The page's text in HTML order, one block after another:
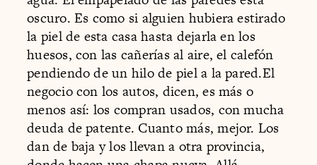
oscuro. Es como si alguien hubiera estirado
la piel de esta casa hasta dejarla en los
huesos, con las cañerías al aire, el calefón
pendiendo de un hilo de piel a la pared.El
negocio con los autos, dicen, es más o
menos así: los compran usados, con mucha
deuda de patente. Cuanto más, mejor. Los
dan de baja y los llevan a otra provincia,